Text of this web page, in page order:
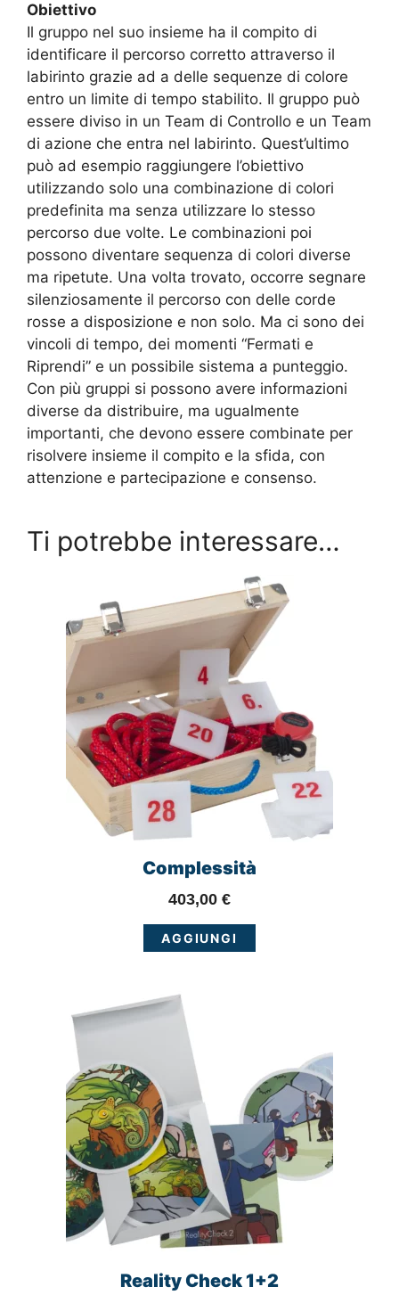
Obiettivo
Il gruppo nel suo insieme ha il compito di
identificare il percorso corretto attraverso il
labirinto grazie ad a delle sequenze di colore
entro un limite di tempo stabilito. Il gruppo può
essere diviso in un Team di Controllo e un Team
di azione che entra nel labirinto. Quest’ultimo
può ad esempio raggiungere l’obiettivo
utilizzando solo una combinazione di colori
predefinita ma senza utilizzare lo stesso
percorso due volte. Le combinazioni poi
possono diventare sequenza di colori diverse
ma ripetute. Una volta trovato, occorre segnare
silenziosamente il percorso con delle corde
rosse a disposizione e non solo. Ma ci sono dei
vincoli di tempo, dei momenti “Fermati e
Riprendi” e un possibile sistema a punteggio.
Con più gruppi si possono avere informazioni
diverse da distribuire, ma ugualmente
importanti, che devono essere combinate per
risolvere insieme il compito e la sfida, con
attenzione e partecipazione e consenso.
Ti potrebbe interessare…
Complessità
403,00 €
AGGIUNGI
Reality Check 1+2